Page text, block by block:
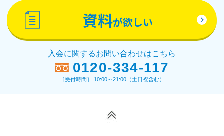
資料が欲しい
入会に関するお問い合わせはこちら
0120-334-117
［受付時間］ 10:00～21:00（土日祝含む）